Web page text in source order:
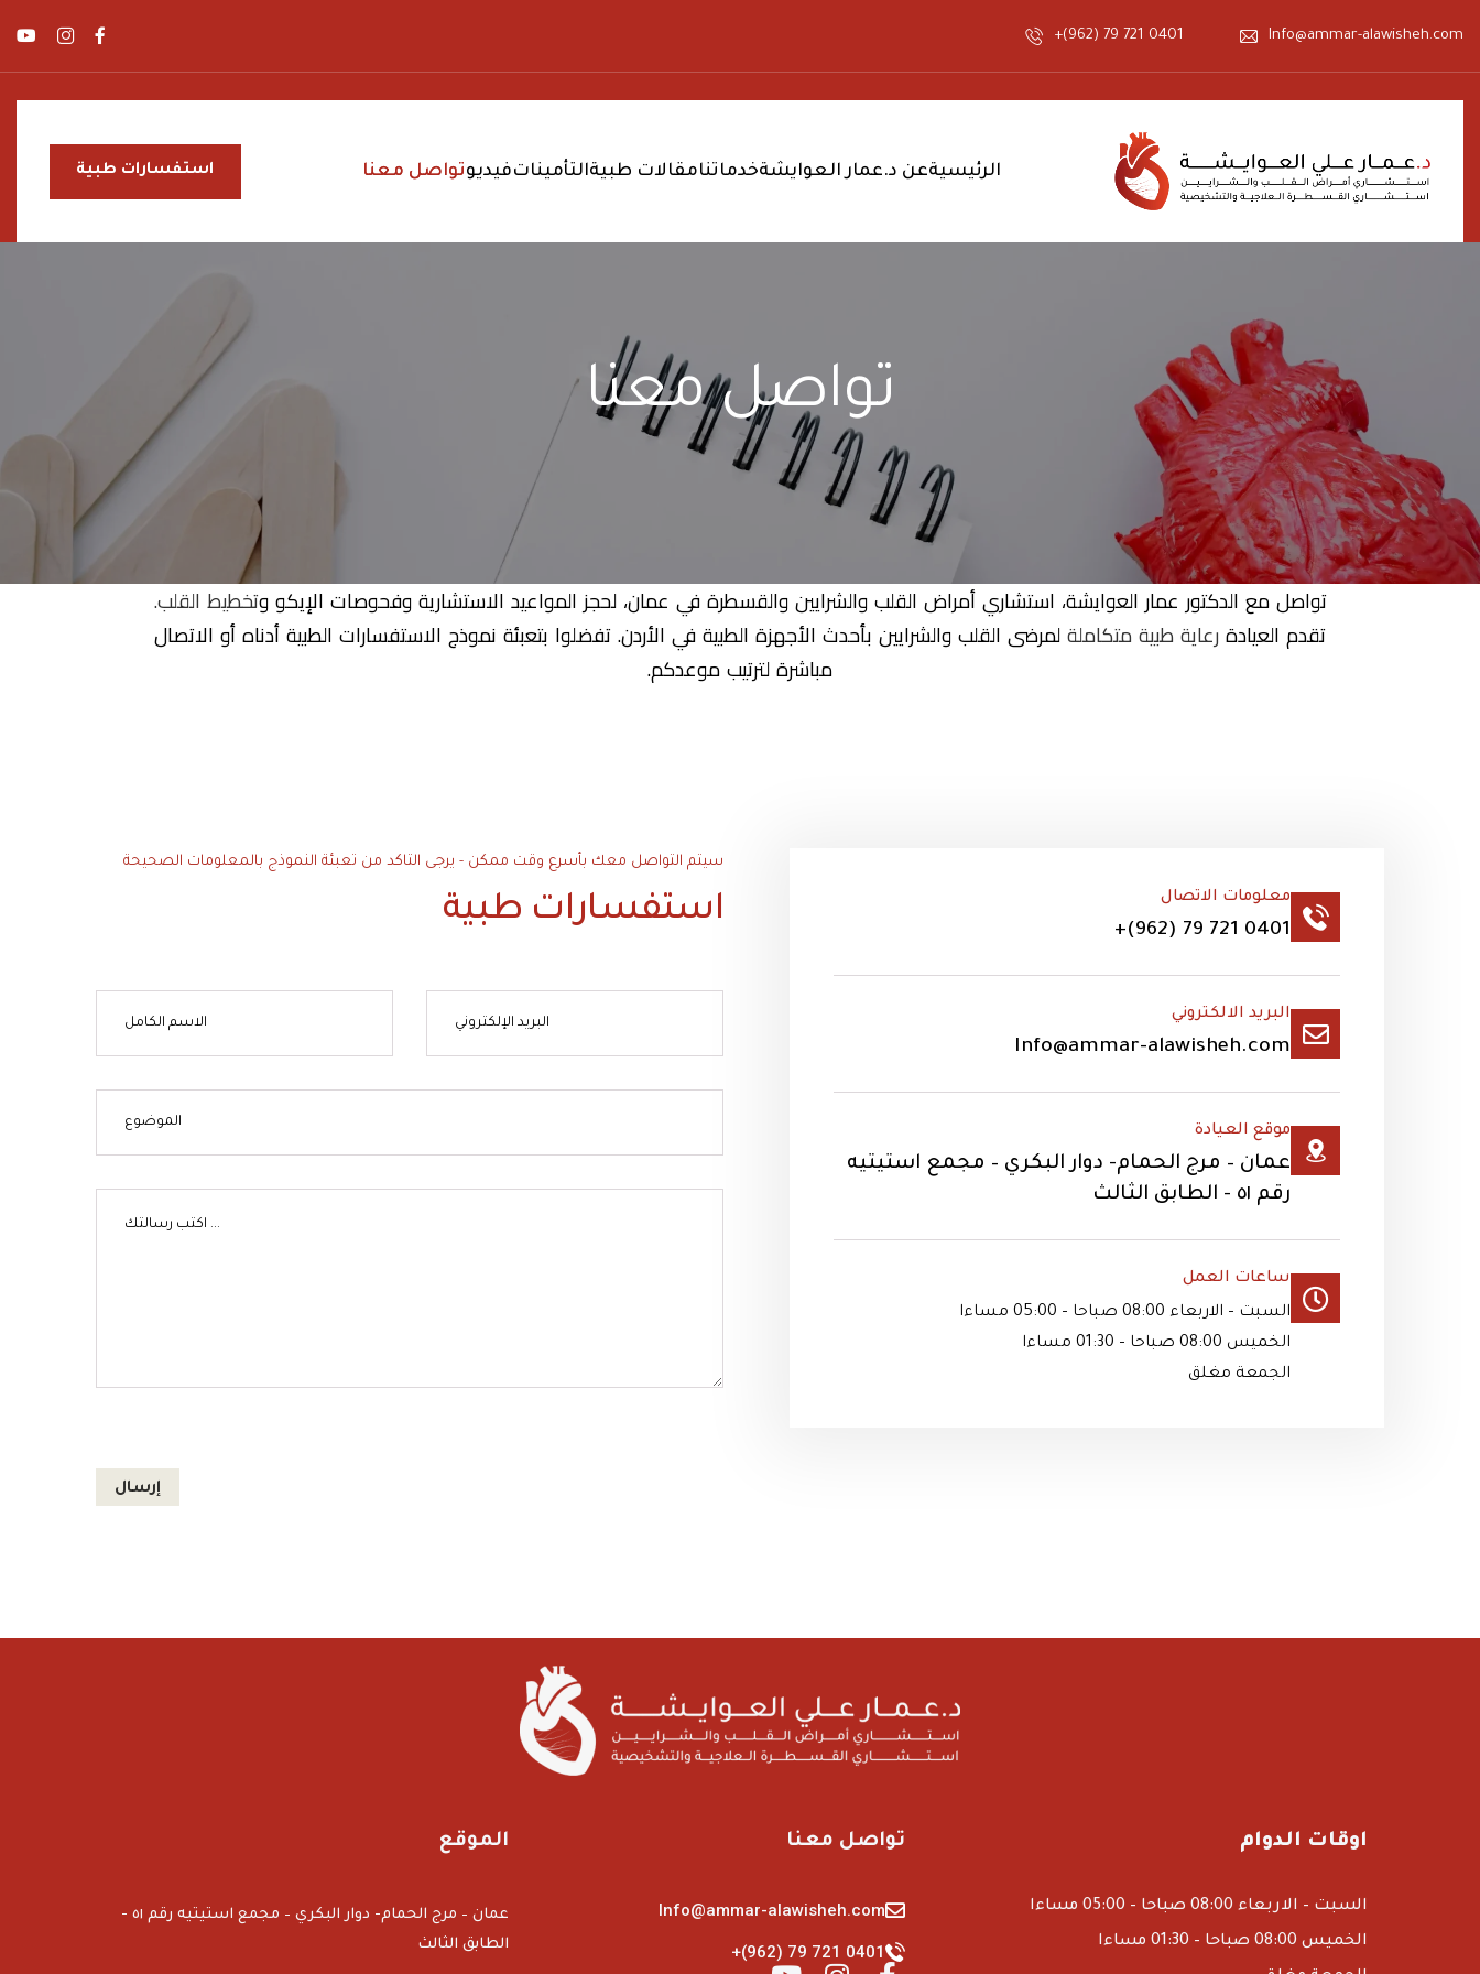
Info@ammar-alawisheh.com
+(962) 79 721 0401
الرئيسيةعن د.عمار العوايشةخدماتنامقالات طبيةالتأميناتفيديوتواصل معنا استفسارات طبية
تواصل معنا
تواصل مع الدكتور عمار العوايشة، استشاري أمراض القلب والشرايين والقسطرة في عمان، لحجز المواعيد الاستشارية وفحوصات الإيكو وتخطيط القلب.
تقدم العيادة رعاية طبية متكاملةلمرضى القلب والشرايين بأحدث الأجهزة الطبية في الأردن. تفضلوا بتعبئة نموذج الاستفسارات الطبية أدناه أو الاتصال
مباشرة لترتيب موعدكم.
معلومات الاتصال
+(962) 79 721 0401
البريد الالكتروني
Info@ammar-alawisheh.com
موقع العيادة
عمان – مرج الحمام- دوار البكري – مجمع استيتيه
رقم ٥١ - الطابق الثالث
ساعات العمل
السبت – الاربعاء 08:00 صباحا – 05:00 مساءا
الخميس 08:00 صباحا – 01:30 مساءا
الجمعة مغلق
سيتم التواصل معك بأسرع وقت ممكن - يرجى التاكد من تعبئة النموذج بالمعلومات الصحيحة
استفسارات طبية
اوقات الدوام
السبت – الاربعاء 08:00 صباحا – 05:00 مساءا
الخميس 08:00 صباحا – 01:30 مساءا
تواصل معنا
Info@ammar-alawisheh.com
+(962) 79 721 0401
الموقع
عمان – مرج الحمام- دوار البكري – مجمع استيتيه رقم ٥١ -
الطابق الثالث